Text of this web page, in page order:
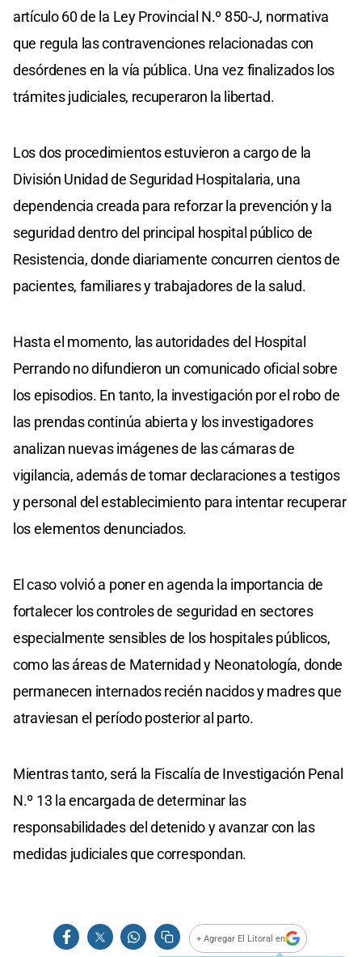
artículo 60 de la Ley Provincial N.º 850-J, normativa
que regula las contravenciones relacionadas con
desórdenes en la vía pública. Una vez finalizados los
trámites judiciales, recuperaron la libertad.
Los dos procedimientos estuvieron a cargo de la
División Unidad de Seguridad Hospitalaria, una
dependencia creada para reforzar la prevención y la
seguridad dentro del principal hospital público de
Resistencia, donde diariamente concurren cientos de
pacientes, familiares y trabajadores de la salud.
Hasta el momento, las autoridades del Hospital
Perrando no difundieron un comunicado oficial sobre
los episodios. En tanto, la investigación por el robo de
las prendas continúa abierta y los investigadores
analizan nuevas imágenes de las cámaras de
vigilancia, además de tomar declaraciones a testigos
y personal del establecimiento para intentar recuperar
los elementos denunciados.
El caso volvió a poner en agenda la importancia de
fortalecer los controles de seguridad en sectores
especialmente sensibles de los hospitales públicos,
como las áreas de Maternidad y Neonatología, donde
permanecen internados recién nacidos y madres que
atraviesan el período posterior al parto.
Mientras tanto, será la Fiscalía de Investigación Penal
N.º 13 la encargada de determinar las
responsabilidades del detenido y avanzar con las
medidas judiciales que correspondan.
+ Agregar El Litoral en